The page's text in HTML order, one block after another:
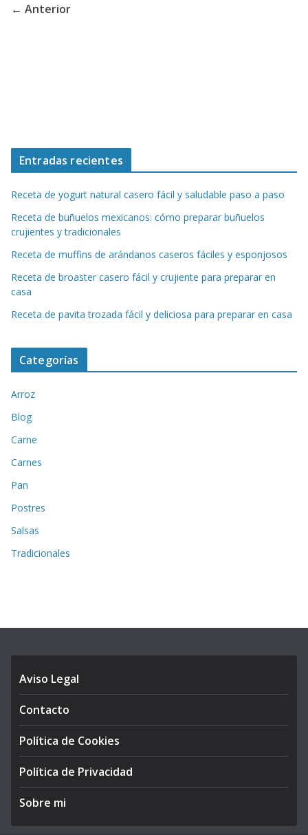
← Anterior
Entradas recientes
Receta de yogurt natural casero fácil y saludable paso a paso
Receta de buñuelos mexicanos: cómo preparar buñuelos
crujientes y tradicionales
Receta de muffins de arándanos caseros fáciles y esponjosos
Receta de broaster casero fácil y crujiente para preparar en
casa
Receta de pavita trozada fácil y deliciosa para preparar en casa
Categorías
Arroz
Blog
Carne
Carnes
Pan
Postres
Salsas
Tradicionales
Aviso Legal
Contacto
Política de Cookies
Política de Privacidad
Sobre mi